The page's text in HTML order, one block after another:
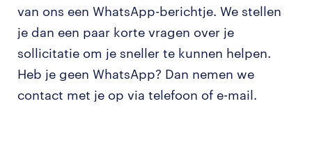
van ons een WhatsApp-berichtje. We stellen
je dan een paar korte vragen over je
sollicitatie om je sneller te kunnen helpen.
Heb je geen WhatsApp? Dan nemen we
contact met je op via telefoon of e-mail.